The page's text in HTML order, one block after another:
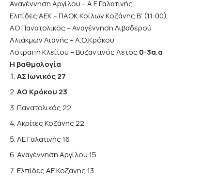
Αναγέννηση Αργίλου – Α.Ε.Γαλατινής
Ελπίδες ΑΕΚ – ΠΑΟΚ Κοίλων Κοζάνης Β’ (11:00)
ΑΟ Πανατολικός – Αναγέννηση Λιβαδερού
Αλιάκμων Αιανής – Α.Ο.Κρόκου
Αστραπή Κλείτου – Βυζαντινός Αετός 0-3α.α
Η βαθμολογία
ΑΣ Ιωνικός 27
ΑΟ Κρόκου 23
Πανατολικός 22
Ακρίτες Κοζάνης 22
ΑΕ Γαλατινής 16
Αναγέννηση Αργίλου 15
Ελπίδες ΑΕ Κοζάνης 13